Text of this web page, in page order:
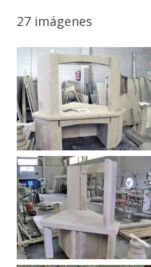
27 imágenes